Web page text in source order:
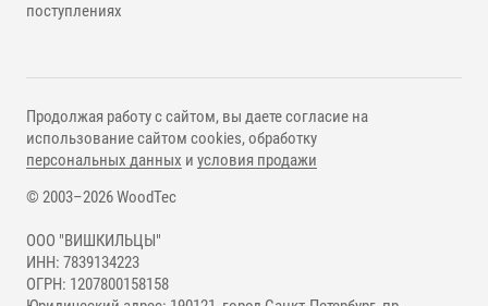
поступлениях
© 2003–2026 WoodTec
ООО "ВИШКИЛЬЦЫ"
ИНН: 7839134223
ОГРН: 1207800158158
Продолжая работу с сайтом, вы даете согласие на
использование сайтом cookies, обработку
персональных данных и условия продажи